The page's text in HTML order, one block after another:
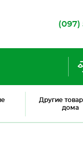
Другие
дома
(097)